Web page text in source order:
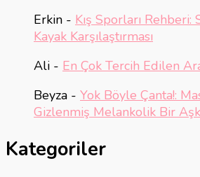
Erkin - Kış Sporları
Kayak Karşılaştırması
Ali - En Çok Tercih Edilen
Beyza - Yok Böyle Çanta!:
Gizlenmiş Melankolik Bir
Kategoriler